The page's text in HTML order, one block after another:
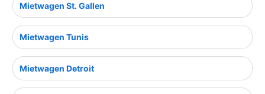
Mietwagen St. Gallen
Mietwagen Tunis
Mietwagen Detroit